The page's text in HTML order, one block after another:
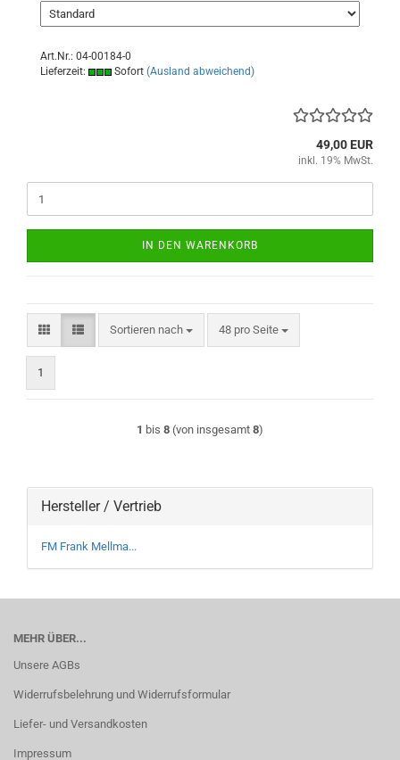
Art.Nr.: 04-00184-0
Lieferzeit:
Sofort (Ausland abweichend)
49,00 EUR
inkl. 19% MwSt.
IN DEN WARENKORB
Sortieren nach
Sortieren nach 48 pro Seite
pro Seite
1
1 bis 8 (von insgesamt 8)
Hersteller / Vertrieb
FM Frank Mellma...
MEHR ÜBER...
Unsere AGBs
Widerrufsbelehrung und Widerrufsformular
Liefer- und Versandkosten
Impressum